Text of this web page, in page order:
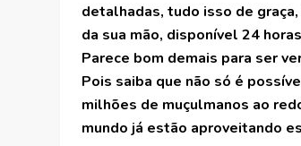
detalhadas, tudo isso de graça,
da sua mão, disponível 24
Parece bom demais para ser
Pois saiba que não só é
milhões de muçulmanos ao
mundo já estão aproveitando